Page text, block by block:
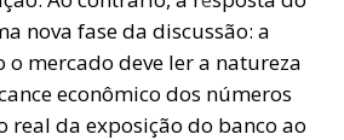
nova fase da discussão: a
mercado deve ler a natureza
econômico dos números
real da exposição do banco ao